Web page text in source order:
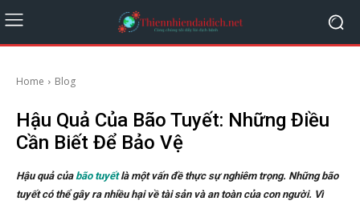
Home Blog
Hậu Quả Của Bão Tuyết: Những Điều
Cần Biết Để Bảo Vệ
Hậu quả củabão tuyếtlà một vấn đề thực sự nghiêm trọng. Những bão
tuyết có thể gây ra nhiều hại về tài sản và an toàn của con người. Vì